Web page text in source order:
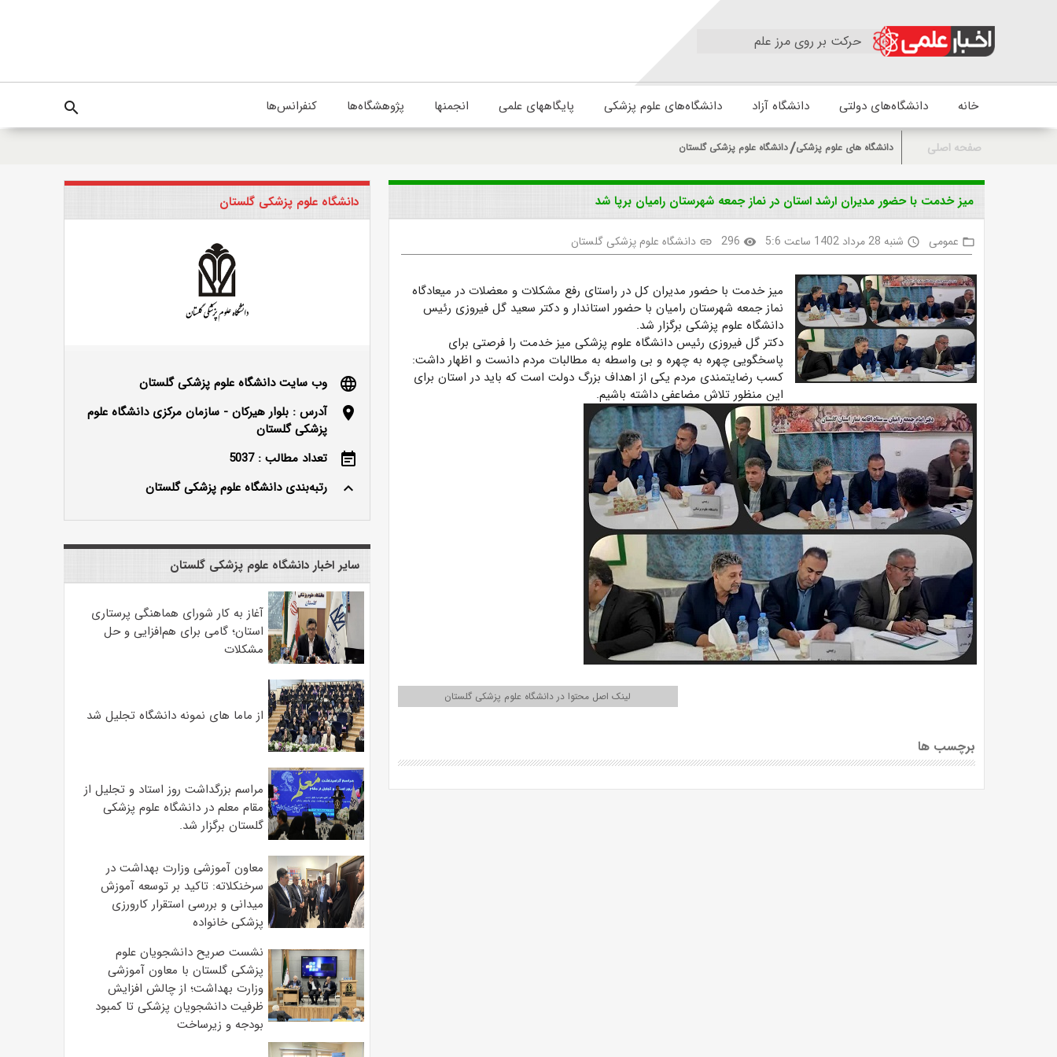
حرکت بر روی مرز علم
خانه دانشگاه‌های دولتی دانشگاه آزاد دانشگاه‌های علوم پزشکی پایگاههای علمی انجمنها پژوهشگاه‌ها کنفرانس‌ها search
صفحه اصلی دانشگاه های علوم پزشکی دانشگاه علوم پزشکی گلستان
میز خدمت با حضور مدیران ارشد استان در نماز جمعه شهرستان رامیان برپا شد
folder_open عمومی access_time شنبه 28 مرداد 1402 ساعت 5:6 visibility
296
link دانشگاه علوم پزشکی گلستان
میز خدمت با حضور مدیران کل در راستای رفع مشکلات و معضلات در میعادگاه‌
نماز جمعه شهرستان رامیان با حضور استاندار و دکتر سعید گل فیروزی رئیس
دانشگاه علوم پزشکی برگزار شد.
دکتر گل فیروزی رئیس دانشگاه علوم پزشکی میز خدمت را فرصتی برای
پاسخگویی چهره به چهره و بی واسطه به مطالبات مردم دانست و اظهار داشت:
کسب رضایتمندی مردم یکی از اهداف بزرگ دولت است که باید در استان برای
این منظور تلاش مضاعفی داشته باشیم.
لینک اصل محتوا در دانشگاه علوم پزشکی گلستان
برچسب ها
دانشگاه علوم پزشکی گلستان
language
وب سایت دانشگاه علوم پزشکی گلستان
location_on
آدرس : بلوار هیرکان - سازمان مرکزی دانشگاه علوم
پزشکی گلستان
event_note
تعداد مطالب : 5037
keyboard_arrow_up
رتبه‌بندی دانشگاه علوم پزشکی گلستان
سایر اخبار دانشگاه علوم پزشکی گلستان
آغاز به کار شورای هماهنگی پرستاری
استان؛ گامی برای هم‌افزایی و حل
مشکلات
از ماما های نمونه دانشگاه تجلیل شد
مراسم بزرگداشت روز استاد و تجلیل از
مقام معلم در دانشگاه علوم پزشکی
گلستان برگزار شد.‌
معاون آموزشی وزارت بهداشت در
سرخنکلاته: تاکید بر توسعه آموزش
میدانی و بررسی استقرار کارورزی
پزشکی ‌خانواده
نشست صریح دانشجویان علوم
پزشکی گلستان با معاون آموزشی
وزارت بهداشت؛ از چالش افزایش
ظرفیت دانشجویان ‌پزشکی تا کمبود
بودجه و زیرساخت